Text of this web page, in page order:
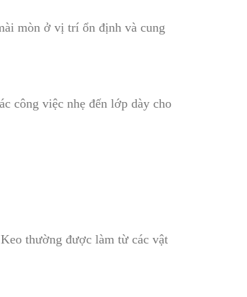
mòn ở vị trí ổn định và cung
công việc nhẹ đến lớp dày cho
thường được làm từ các vật